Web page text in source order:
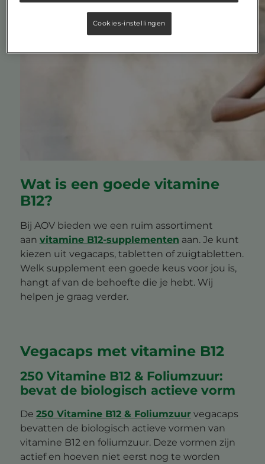
Wat is een goede vitamine
B12?
Bij AOV bieden we een ruim assortiment
aan vitamine B12-supplementen aan. Je kunt
kiezen uit vegacaps, tabletten of zuigtabletten.
Welk supplement een goede keus voor jou is,
hangt af van de behoefte die je hebt. Wij
helpen je graag verder.
Vegacaps met vitamine B12
250 Vitamine B12 & Foliumzuur:
bevat de biologisch actieve vorm
De 250 Vitamine B12 & Foliumzuurvegacaps
bevatten de biologisch actieve vormen van
vitamine B12 en foliumzuur. Deze vormen zijn
actief en hoeven niet eerst nog te worden
Cookies-instellingen